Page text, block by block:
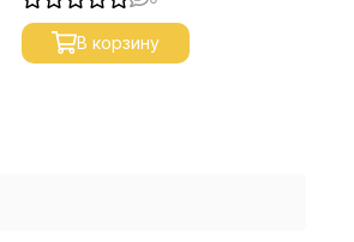
В корзину